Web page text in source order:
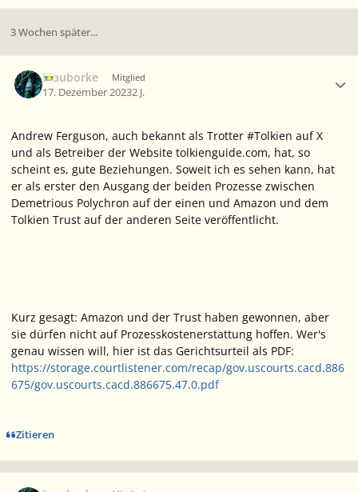
3 Wochen später...
Blauborke Mitglied
17. Dezember 20232 J.
Andrew Ferguson, auch bekannt als Trotter #Tolkien aufX
und als Betreiber der Website tolkienguide.com, hat, so
scheint es, gute Beziehungen. Soweit ich es sehen kann, hat
er als erster den Ausgang der beiden Prozesse zwischen
Demetrious Polychron auf der einen und Amazon und dem
Tolkien Trust auf der anderen Seite veröffentlicht.
Kurz gesagt: Amazon und der Trust haben gewonnen, aber
sie dürfen nicht auf Prozesskostenerstattung hoffen. Wer's
genau wissen will, hier ist das Gerichtsurteil als PDF:
https://storage.courtlistener.com/recap/gov.uscourts.cacd.886
675/gov.uscourts.cacd.886675.47.0.pdf
Zitieren